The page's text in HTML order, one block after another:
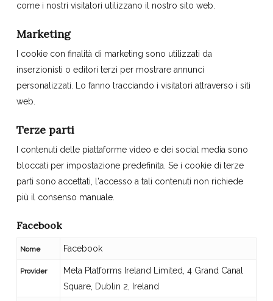
come i nostri visitatori utilizzano il nostro sito web.
Marketing
I cookie con finalità di marketing sono utilizzati da
inserzionisti o editori terzi per mostrare annunci
personalizzati. Lo fanno tracciando i visitatori attraverso i siti
web.
Terze parti
I contenuti delle piattaforme video e dei social media sono
bloccati per impostazione predefinita. Se i cookie di terze
parti sono accettati, l'accesso a tali contenuti non richiede
più il consenso manuale.
Facebook
Nome Facebook
Provider
Meta Platforms Ireland Limited, 4 Grand Canal
Square, Dublin 2, Ireland